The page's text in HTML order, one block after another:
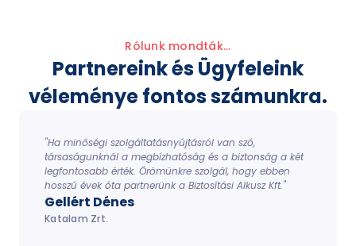
Rólunk mondták...
Partnereink és Ügyfeleink
véleménye fontos számunkra.
"Ha minőségi szolgáltatásnyújtásról van szó,
társaságunknál a megbízhatóság és a biztonság a két
legfontosabb érték. Örömünkre szolgál, hogy ebben
hosszú évek óta partnerünk a Biztosítási Alkusz Kft."
Gellért Dénes
Katalam Zrt.